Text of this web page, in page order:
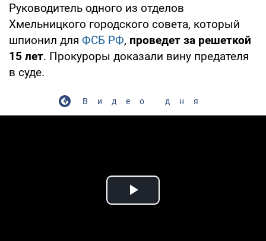
Руководитель одного из отделов
Хмельницкого городского совета, который
шпионил для ФСБ РФ, проведет за решеткой
15 лет. Прокуроры доказали вину предателя
в суде.
Видео дня
Play Video